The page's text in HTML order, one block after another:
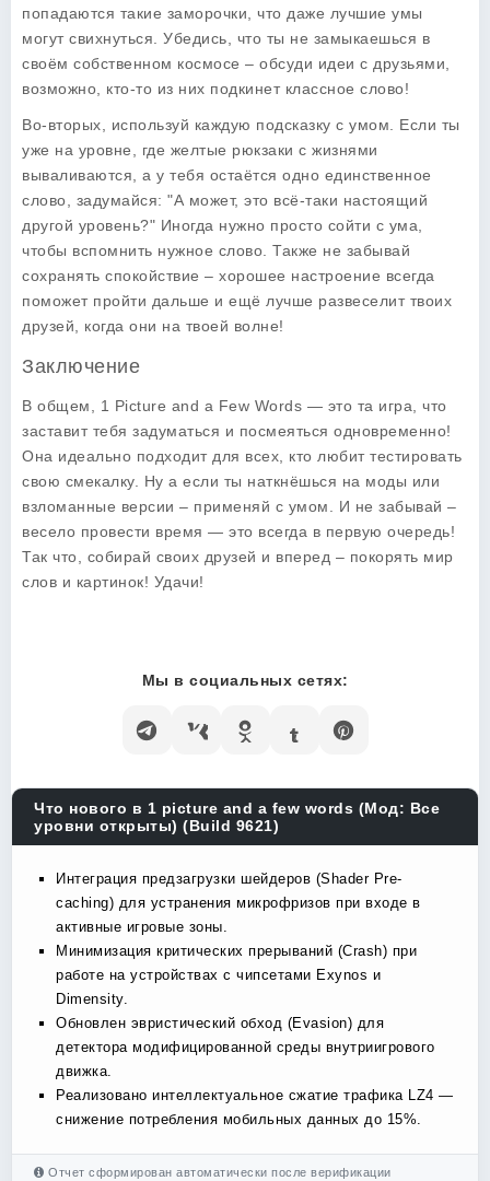
попадаются такие заморочки, что даже лучшие умы
могут свихнуться. Убедись, что ты не замыкаешься в
своём собственном космосе – обсуди идеи с друзьями,
возможно, кто-то из них подкинет классное слово!
Во-вторых, используй каждую подсказку с умом. Если ты
уже на уровне, где желтые рюкзаки с жизнями
вываливаются, а у тебя остаётся одно единственное
слово, задумайся: "А может, это всё-таки настоящий
другой уровень?" Иногда нужно просто сойти с ума,
чтобы вспомнить нужное слово. Также не забывай
сохранять спокойствие – хорошее настроение всегда
поможет пройти дальше и ещё лучше развеселит твоих
друзей, когда они на твоей волне!
Заключение
В общем, 1 Picture and a Few Words — это та игра, что
заставит тебя задуматься и посмеяться одновременно!
Она идеально подходит для всех, кто любит тестировать
свою смекалку. Ну а если ты наткнёшься на моды или
взломанные версии – применяй с умом. И не забывай –
весело провести время — это всегда в первую очередь!
Так что, собирай своих друзей и вперед – покорять мир
слов и картинок! Удачи!
Мы в социальных сетях:
Что нового в 1 picture and a few words (Мод: Все
уровни открыты) (Build 9621)
Интеграция предзагрузки шейдеров (Shader Pre-
caching) для устранения микрофризов при входе в
активные игровые зоны.
Минимизация критических прерываний (Crash) при
работе на устройствах с чипсетами Exynos и
Dimensity.
Обновлен эвристический обход (Evasion) для
детектора модифицированной среды внутриигрового
движка.
Реализовано интеллектуальное сжатие трафика LZ4 —
снижение потребления мобильных данных до 15%.
Отчет сформирован автоматически после верификации